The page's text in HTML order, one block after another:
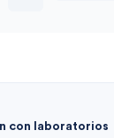
con laboratorios